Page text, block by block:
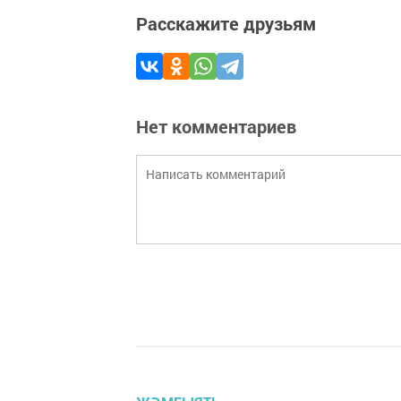
Расскажите друзьям
Нет комментариев